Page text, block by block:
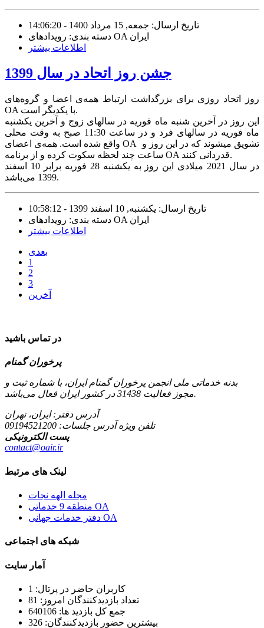
تاریخ ارسال: جمعه, 15 مرداد 1400 - 14:06:20
دسته بندی: رویدادهای OA ایران
اطلاعات بیشتر
جشن روز اتحاد در سال 1399
روز اتحاد روزی برای بزرگداشت ارتباط همه‌ی اعضا و گروه‌های
OA با یکدیگر است.
این روز در آخرین شنبه ماه فوریه در سالهای زوج و آخرین یکشنبه
ماه فوریه در سالهای فرد و در ساعت 11:30 صبح به وقت محلی
واقع شده است. همه‌ی اعضای OA تشویق میشوند که در این روز و
ساعت چند لحظه سکوت کرده و از برنامه OA قدردانی کنند.
در سال 2021 میلادی این روز به یکشنبه 28 فوریه برابر 10 اسفند
1399 می‌باشد.
تاریخ ارسال: یکشنبه, 10 اسفند 1399 - 10:58:12
دسته بندی: رویدادهای OA ایران
اطلاعات بیشتر
بعدی
1
2
3
آخرین
در تماس باشید
پرخوران گمنام
بدنه خدماتی ملی انجمن پرخوران گمنام ایران، با شماره ثبت و
مجوز فعالیت 31438 در کشور ایران فعال می‌باشد.
آدرس دفتر: ایران، تهران
تلفن ویژه آدرس جلسات:
پست الکترونیکی
contact@oair.ir
لینک های مرتبط
مجله الهه نجات
منطقه 9 خدماتی OA
دفتر خدمات جهانی OA
شبکه های اجتماعی
آمار سایت
کاربران حاضر در پرتال: 1
تعداد بازدیدکنندگان امروز: 81
جمع کل بازدید ها: 640106
بیشترین حضور بازدیدکنندگان: 326